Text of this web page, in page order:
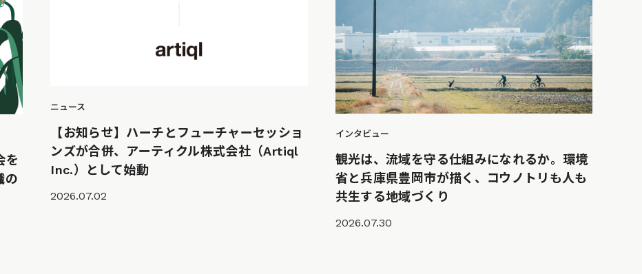
を
の
ニュース
【お知らせ】ハーチとフューチャーセッショ
ンズが合併、アーティクル株式会社（Artiql
Inc.）として始動
2026.07.02
インタビュー
観光は、流域を守る仕組みになれるか。環境
省と兵庫県豊岡市が描く、コウノトリも人も
共生する地域づくり
2026.07.30